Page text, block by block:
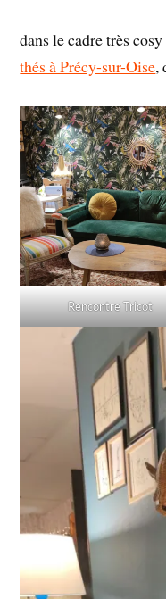
dans le cadre très
thés à Précy-sur-Oise,
Rencontre Tricot